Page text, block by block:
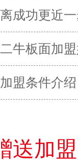
成功更近
牛板面加
盟条件介绍
送加